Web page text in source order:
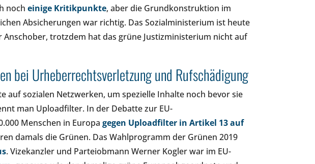
noch einige Kritikpunkte, aber die Grundkonstruktion im
Absicherungen war richtig. Das Sozialministerium ist heute
trotzdem hat das grüne Justizministerium nicht auf
bei Urheberrechtsverletzung und Rufschädigung
auf sozialen Netzwerken, um spezielle Inhalte noch bevor sie
man Uploadfilter. In der Debatte zur EU-
Menschen in Europa gegen Uploadfilter in Artikel 13 auf
damals die Grünen. Das Wahlprogramm der Grünen 2019
. Vizekanzler und Parteiobmann Werner Kogler war im EU-